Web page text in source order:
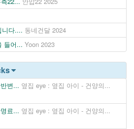
니다.... 동네건달 2024
들어... Yoon 2023
변... 옆집 eye : 옆집 아이 - 건양의...
료... 옆집 eye : 옆집 아이 - 건양의...